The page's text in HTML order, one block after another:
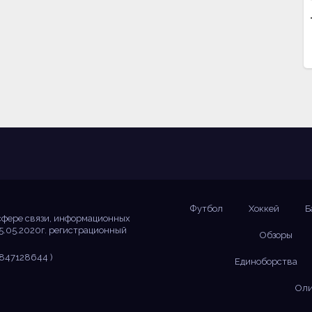
связи, информационных
регистрационный
)
Футбол Хоккей
Обзоры
Единоборства